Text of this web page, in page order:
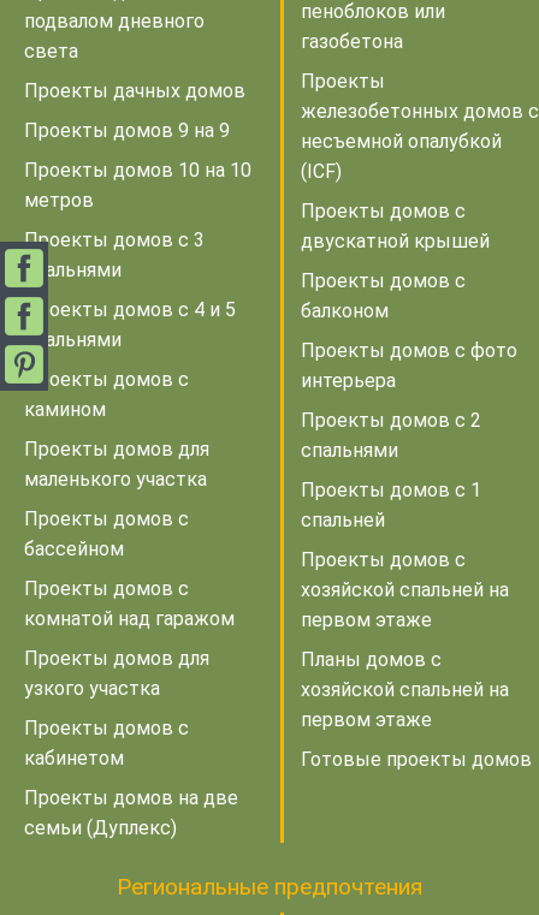
подвалом дневного
света
Проекты дачных домов
Проекты домов 9 на 9
Проекты домов 10 на 10
метров
Проекты домов с 3
спальнями
Проекты домов с 4 и 5
спальнями
Проекты домов с
камином
Проекты домов для
маленького участка
Проекты домов с
бассейном
Проекты домов с
комнатой над гаражом
Проекты домов для
узкого участка
Проекты домов с
кабинетом
Проекты домов на две
семьи (Дуплекс)
пеноблоков или
газобетона
Проекты
железобетонных домов с
несъемной опалубкой
(ICF)
Проекты домов с
двускатной крышей
Проекты домов с
балконом
Проекты домов с фото
интерьера
Проекты домов с 2
спальнями
Проекты домов с 1
спальней
Проекты домов с
хозяйской спальней на
первом этаже
Планы домов с
хозяйской спальней на
первом этаже
Готовые проекты домов
Региональные предпочтения